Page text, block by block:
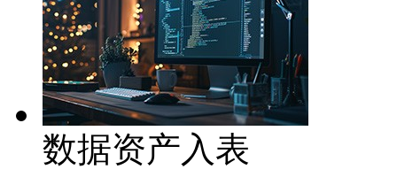
数据资产入表